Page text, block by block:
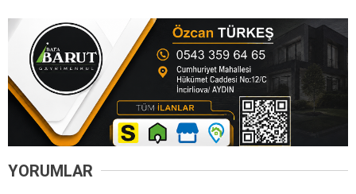
YORUMLAR